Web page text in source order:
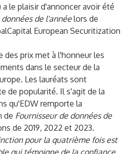
le plaisir d'annoncer avoir été
de l'annéelors de
European Securitization
des prix met à l'honneur les
dans le secteur de la
Les lauréats sont
de popularité. Il s'agit de la
qu'EDW remporte la
de Fournisseur de données de
de 2019, 2022 et 2023.
pour la quatrième fois est
qui témoigne de la confiance